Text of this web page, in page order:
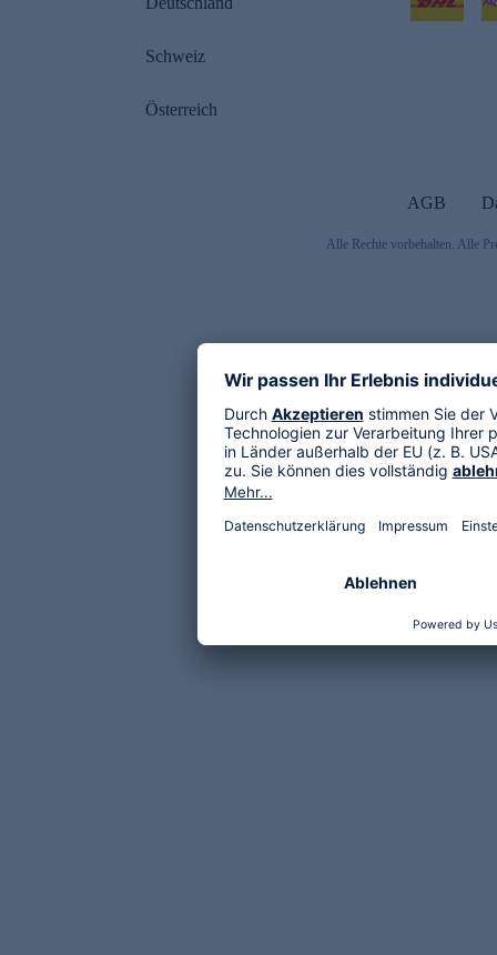
Schweiz
Österreich
AGB
Alle Rechte vorbehalten. Alle